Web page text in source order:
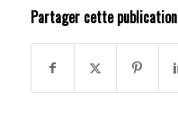
Partager cette publication